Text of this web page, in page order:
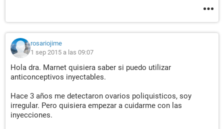
rosariojime
1 sep 2015 a las 09:07
Hola dra. Marnet quisiera saber si puedo utilizar
anticonceptivos inyectables.
Hace 3 años me detectaron ovarios poliquisticos, soy
irregular. Pero quisiera empezar a cuidarme con las
inyecciones.